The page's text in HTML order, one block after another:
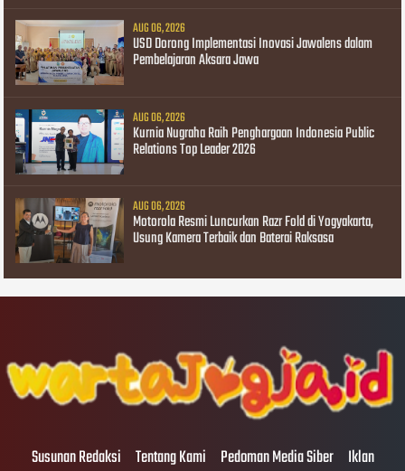
AUG 06, 2026
USD Dorong Implementasi Inovasi Jawalens dalam
Pembelajaran Aksara Jawa
AUG 06, 2026
Kurnia Nugraha Raih Penghargaan Indonesia Public
Relations Top Leader 2026
AUG 06, 2026
Motorola Resmi Luncurkan Razr Fold di Yogyakarta,
Usung Kamera Terbaik dan Baterai Raksasa
Susunan Redaksi Tentang Kami Pedoman Media Siber Iklan